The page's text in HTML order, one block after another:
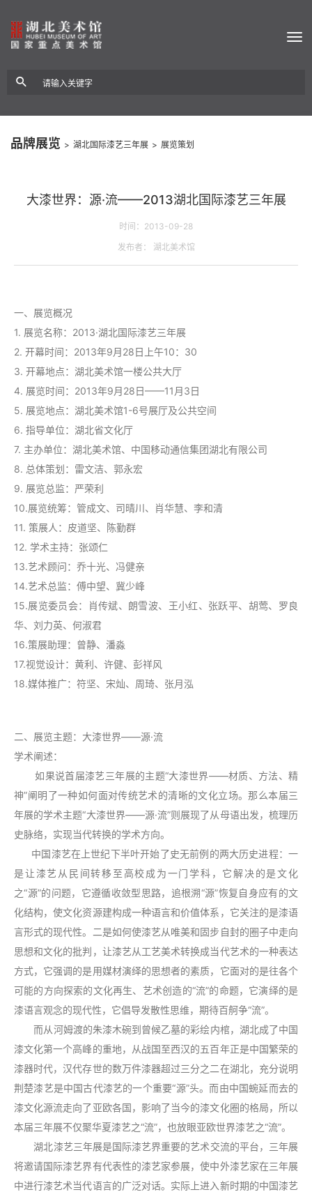
品牌展览 > 湖北国际漆艺三年展 > 展览策划
大漆世界：源·流——2013湖北国际漆艺三年展
时间：2013-09-28
发布者： 湖北美术馆
一、展览概况
1. 展览名称：2013·湖北国际漆艺三年展
2. 开幕时间：2013年9月28日上午10：30
3. 开幕地点：湖北美术馆一楼公共大厅
4. 展览时间：2013年9月28日——11月3日
5. 展览地点：湖北美术馆1-6号展厅及公共空间
6. 指导单位：湖北省文化厅
7. 主办单位：湖北美术馆、中国移动通信集团湖北有限公司
8. 总体策划：雷文洁、郭永宏
9. 展览总监：严荣利
10.展览统筹：管成文、司晴川、肖华慧、李和清
11. 策展人：皮道坚、陈勤群
12. 学术主持：张颂仁
13.艺术顾问：乔十光、冯健亲
14.艺术总监：傅中望、冀少峰
15.展览委员会：肖传斌、朗雪波、王小红、张跃平、胡莺、罗良
华、刘力英、何淑君
16.策展助理：曾静、潘淼
17.视觉设计：黄利、许健、彭祥风
18.媒体推广：符坚、宋灿、周琦、 张月泓
二、展览主题：大漆世界——源·流
学术阐述：
如果说首届漆艺三年展的主题“大漆世界――材质、方法、精
神”阐明了一种如何面对传统艺术的清晰的文化立场。那么本届三
年展的学术主题“大漆世界――源·流”则展现了从母语出发，梳理历
史脉络，实现当代转换的学术方向。
中国漆艺在上世纪下半叶开始了史无前例的两大历史进程：一
是让漆艺从民间转移至高校成为一门学科，它解决的是文化
之“源”的问题，它遵循收敛型思路，追根溯“源”恢复自身应有的文
化结构，使文化资源建构成一种语言和价值体系，它关注的是漆语
言形式的现代性。二是如何使漆艺从唯美和固步自封的圈子中走向
思想和文化的批判，让漆艺从工艺美术转换成当代艺术的一种表达
方式，它强调的是用媒材演绎的思想者的素质，它面对的是往各个
可能的方向探索的文化再生、艺术创造的“流”的命题，它演绎的是
漆语言观念的现代性，它倡导发散性思维，期待百舸争“流”。
而从河姆渡的朱漆木碗到曾候乙墓的彩绘内棺，湖北成了中国
漆文化第一个高峰的重地，从战国至西汉的五百年正是中国繁荣的
漆器时代，汉代存世的数万件漆器超过三分之二在湖北，充分说明
荆楚漆艺是中国古代漆艺的一个重要“源”头。而由中国蜿延而去的
漆文化源流走向了亚欧各国，影响了当今的漆文化圈的格局，所以
本届三年展不仅聚华夏漆艺之“流”，也放眼亚欧世界漆艺之“流”。
湖北漆艺三年展是国际漆艺界重要的艺术交流的平台，三年展
将邀请国际漆艺界有代表性的漆艺家参展，使中外漆艺家在三年展
中进行漆艺术当代语言的广泛对话。实际上进入新时期的中国漆艺